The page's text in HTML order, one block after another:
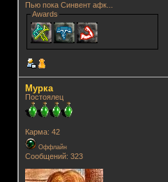
Пью пока Синвент афк...
Awards
Мурка
Постоялец
Карма: 42
Оффлайн
Сообщений: 323